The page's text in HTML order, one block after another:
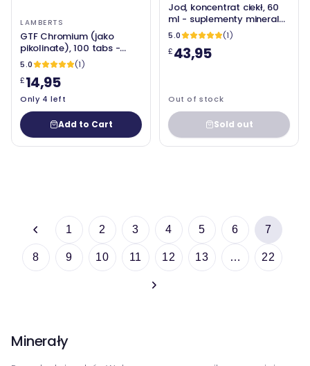
LAMBERTS
GTF Chromium (jako
pikolinate), 100 tabs -
Lamberts
5.0
(1)
£14,95
Only 4 left
Add to Cart
Jod, koncentrat ciekł, 60
ml - suplementy mineralne
Eidon
5.0
(1)
£43,95
Out of stock
Sold out
1 2 3 4 5 6 7
8 9 10 11 12 13 … 22
Minerały